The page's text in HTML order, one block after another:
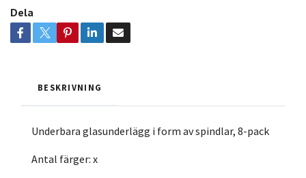
Dela
BESKRIVNING
Underbara glasunderlägg i form av spindlar, 8-pack
Antal färger: x